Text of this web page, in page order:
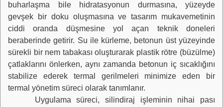
buharlaşma bile hidratasyonun durmasına, yüzeyde
gevşek bir doku oluşmasına ve tasarım mukavemetinin
ciddi oranda düşmesine yol açan teknik doneleri
beraberinde getirir. Su ile kürleme, betonun üst yüzeyinde
sürekli bir nem tabakası oluşturarak plastik rötre (büzülme)
çatlaklarını önlerken, aynı zamanda betonun iç sıcaklığını
stabilize ederek termal gerilmeleri minimize eden bir
termal yönetim süreci olarak tanımlanır.
Uygulama süreci, silindiraj işleminin nihai pası